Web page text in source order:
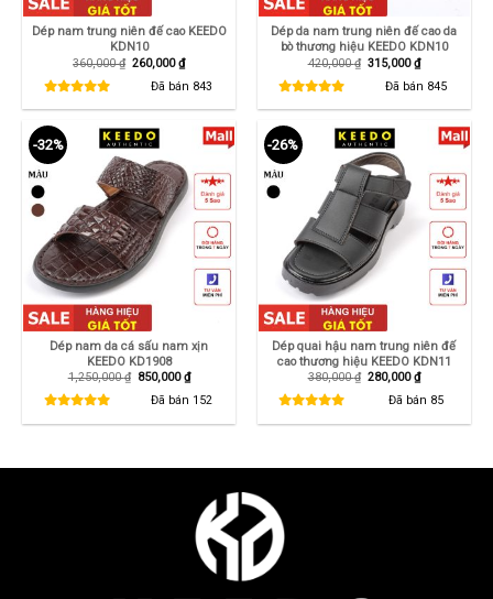
Dép nam trung niên đế cao KEEDO
KDN10
360,000₫ Giá
360,000 ₫.
260,000₫Giá
hiện
tại
là:
Đã bán 843
Dép da nam trung niên đế cao da
bò thương hiệu KEEDO KDN10
420,000₫ Giá
420,000 ₫.
315,000₫Giá
hiện
tại
là:
Đã bán 845
-32%
Dép nam da cá sấu nam xịn
KEEDO KD1908
1,250,000₫ Giá
850,000₫Giá
hiện
tại
Đã bán 152
-26%
Dép quai hậu nam trung niên đế
cao thương hiệu KEEDO KDN11
380,000₫ Giá
280,000₫Giá
hiện
tại
Đã bán 85